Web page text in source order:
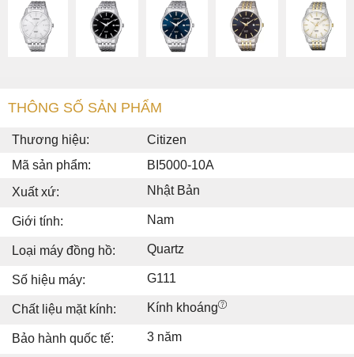
THÔNG SỐ SẢN PHẨM
Thương hiệu:
Citizen
Mã sản phẩm:
BI5000-10A
Xuất xứ:
Nhật Bản
Giới tính: Nam
Loại máy đồng hồ: Quartz
Số hiệu máy: G111
Chất liệu mặt kính: Kính khoáng
Bảo hành quốc tế: 3 năm